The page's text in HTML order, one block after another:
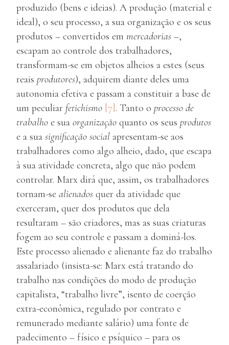
produzido (bens e ideias). A produção (material e
ideal), o seu processo, a sua organização e os seus
produtos – convertidos em mercadorias –,
escapam ao controle dos trabalhadores,
transformam-se em objetos alheios a estes (seus
reais produtores), adquirem diante deles uma
autonomia efetiva e passam a constituir a base de
um peculiar fetichismo [7]. Tanto o processo de
trabalho e sua organização quanto os seus produtos
e a sua significação social apresentam-se aos
trabalhadores como algo alheio, dado, que escapa
à sua atividade concreta, algo que não podem
controlar. Marx dirá que, assim, os trabalhadores
tornam-se alienados quer da atividade que
exerceram, quer dos produtos que dela
resultaram – são criadores, mas as suas criaturas
fogem ao seu controle e passam a dominá-los.
Este processo alienado e alienante faz do trabalho
assalariado (insista-se: Marx está tratando do
trabalho nas condições do modo de produção
capitalista, “trabalho livre”, isento de coerção
extra-econômica, regulado por contrato e
remunerado mediante salário) uma fonte de
padecimento – físico e psíquico – para os